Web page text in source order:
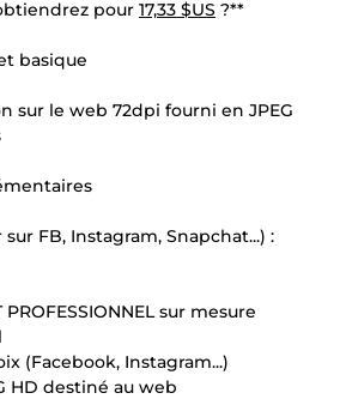
pour 17,33 $US ?**
basique
sur le web 72dpi fourni en JPEG
FB, Instagram, Snapchat...) :
PROFESSIONNEL sur mesure
(Facebook, Instagram...)
HD destiné au web